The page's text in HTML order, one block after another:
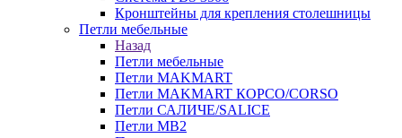
Кронштейны для крепления столешницы
Петли мебельные
Назад
Петли мебельные
Петли MAKMART
Петли MAKMART КОРСО/CORSO
Петли САЛИЧЕ/SALICE
Петли MB2